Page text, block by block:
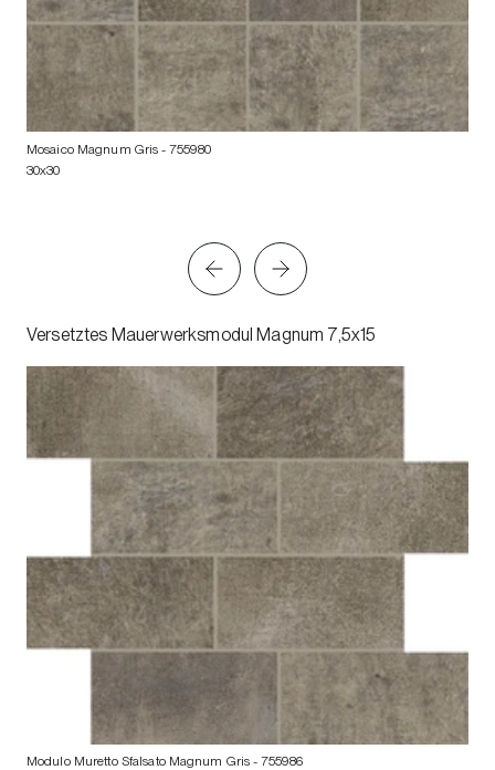
Mosaico Magnum Gris - 755980
30x30
Versetztes Mauerwerksmodul Magnum 7,5x15
Modulo Muretto Sfalsato Magnum Gris - 755986